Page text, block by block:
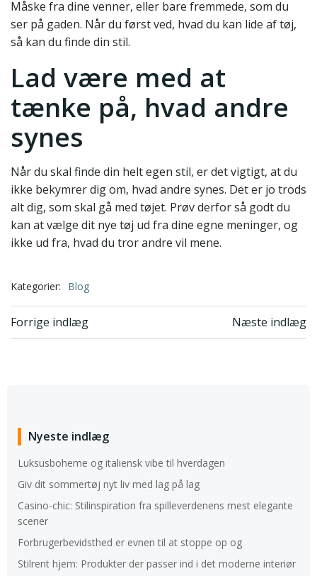
Måske fra dine venner, eller bare fremmede, som du
ser på gaden. Når du først ved, hvad du kan lide af tøj,
så kan du finde din stil.
Lad være med at
tænke på, hvad andre
synes
Når du skal finde din helt egen stil, er det vigtigt, at du
ikke bekymrer dig om, hvad andre synes. Det er jo trods
alt dig, som skal gå med tøjet. Prøv derfor så godt du
kan at vælge dit nye tøj ud fra dine egne meninger, og
ikke ud fra, hvad du tror andre vil mene.
Kategorier: Blog
Indlægsnavigation
Forrige indlæg Næste indlæg
Nyeste indlæg
Luksusboheme og italiensk vibe til hverdagen
Giv dit sommertøj nyt liv med lag på lag
Casino-chic: Stilinspiration fra spilleverdenens mest elegante
scener
Forbrugerbevidsthed er evnen til at stoppe op og
Stilrent hjem: Produkter der passer ind i det moderne interiør